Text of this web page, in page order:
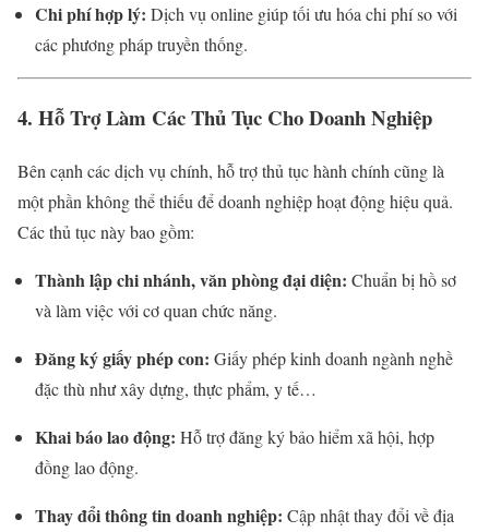
Chi phí hợp lý: Dịch vụ online giúp tối ưu hóa chi phí so với
các phương pháp truyền thống.
4. Hỗ Trợ Làm Các Thủ Tục Cho Doanh Nghiệp
Bên cạnh các dịch vụ chính, hỗ trợ thủ tục hành chính cũng là
một phần không thể thiếu để doanh nghiệp hoạt động hiệu quả.
Các thủ tục này bao gồm:
Thành lập chi nhánh, văn phòng đại diện: Chuẩn bị hồ sơ
và làm việc với cơ quan chức năng.
Đăng ký giấy phép con: Giấy phép kinh doanh ngành nghề
đặc thù như xây dựng, thực phẩm, y tế…
Khai báo lao động: Hỗ trợ đăng ký bảo hiểm xã hội, hợp
đồng lao động.
Thay đổi thông tin doanh nghiệp: Cập nhật thay đổi về địa